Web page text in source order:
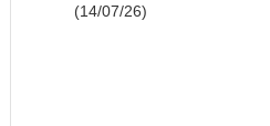
(14/07/26)